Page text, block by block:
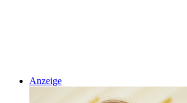
Anzeige